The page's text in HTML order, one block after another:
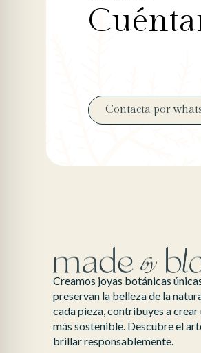
Contacta por
Creamos joyas botánicas
preservan la belleza de la
cada pieza, contribuyes a crear
más sostenible. Descubre el
brillar responsablemente.